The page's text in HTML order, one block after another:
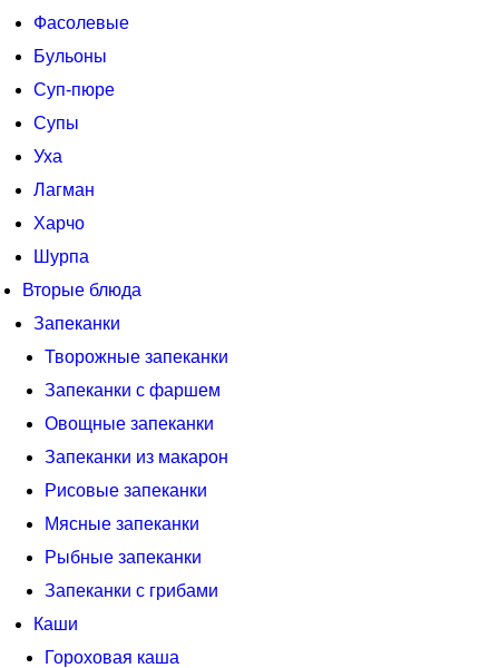
Фасолевые
Бульоны
Суп-пюре
Супы
Уха
Лагман
Харчо
Шурпа
Вторые блюда
Запеканки
Творожные запеканки
Запеканки с фаршем
Овощные запеканки
Запеканки из макарон
Рисовые запеканки
Мясные запеканки
Рыбные запеканки
Запеканки с грибами
Каши
Гороховая каша